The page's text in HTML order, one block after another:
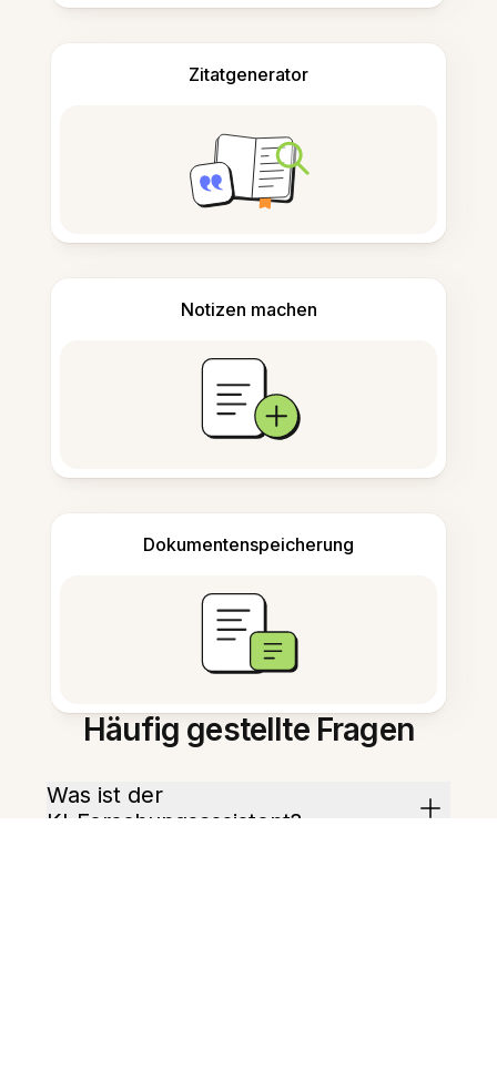
Zitatgenerator
Notizen machen
Dokumentenspeicherung
Häufig gestellte Fragen
Was ist der
KI‑Forschungsassistent?